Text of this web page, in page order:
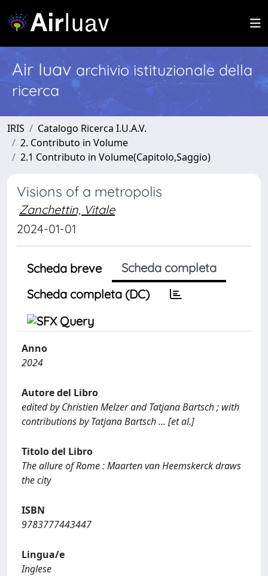
Air Iuav archivio istituzionale della
ricerca
IRIS
Catalogo Ricerca I.U.A.V.
2. Contributo in Volume
2.1 Contributo in Volume(Capitolo,Saggio)
Visions of a metropolis
Zanchettin, Vitale
2024-01-01
Scheda breve
Scheda completa
Scheda completa (DC)
Anno
2024
Autore del Libro
edited by Christien Melzer and Tatjana Bartsch ; with
contributions by Tatjana Bartsch ... [et al.]
Titolo del Libro
The allure of Rome : Maarten van Heemskerck draws
the city
ISBN
9783777443447
Lingua/e
Inglese